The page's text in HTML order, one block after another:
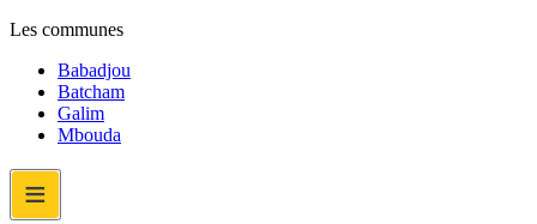
Les communes
Babadjou
Batcham
Galim
Mbouda
≡